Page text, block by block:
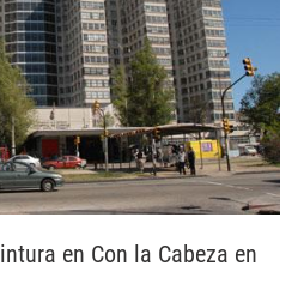
en Con la Cabeza en